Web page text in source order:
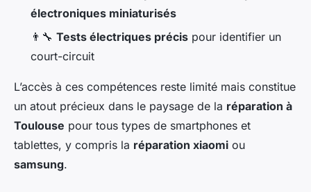
électroniques miniaturisés
👨‍🔧 Tests électriques précis pour identifier un
court-circuit
L’accès à ces compétences reste limité mais constitue
un atout précieux dans le paysage de la réparation à
Toulouse pour tous types de smartphones et
tablettes, y compris la réparation xiaomi ou
samsung.